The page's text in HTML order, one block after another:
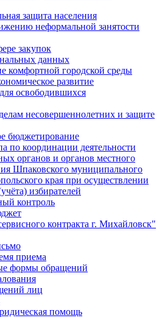
защита населения
неформальной занятости
закупок
данных
комфортной городской среды
развитие
освободившихся
несовершеннолетних и защите
бюджетирование
по координации деятельности
органов и органов местного
Шпаковского муниципального
края при осуществлении
избирателей
контроль
контракта г. Михайловск"
приема
формы обращений
лиц
помощь